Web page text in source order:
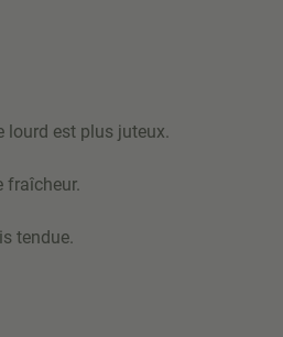
lourd est plus juteux.
fraîcheur.
tendue.